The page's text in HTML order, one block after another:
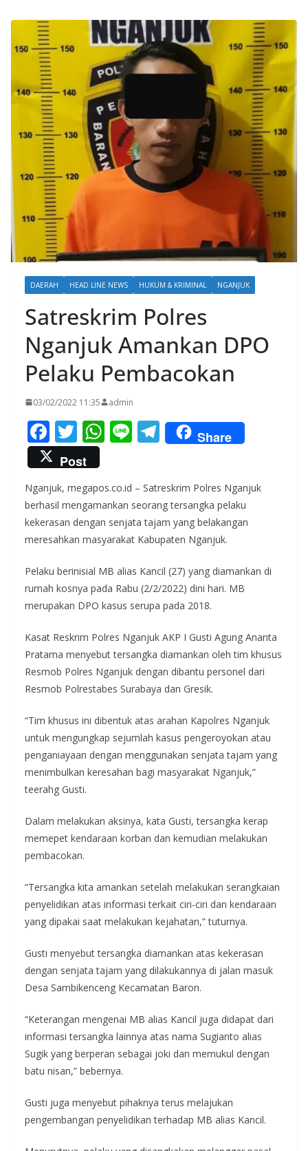
DAERAH HEAD LINE NEWS HUKUM & KRIMINAL NGANJUK
Satreskrim Polres
Nganjuk Amankan DPO
Pelaku Pembacokan
03/02/2022 11:35 admin
F
ac
e
b
o
o
k
T
w
itt
er
W
s
A
p
p
Li T
el
gr
a
m
Share
Post
Nganjuk, megapos.co.id – Satreskrim Polres Nganjuk
berhasil mengamankan seorang tersangka pelaku
kekerasan dengan senjata tajam yang belakangan
meresahkan masyarakat Kabupaten Nganjuk.
Pelaku berinisial MB alias Kancil (27) yang diamankan di
rumah kosnya pada Rabu (2/2/2022) dini hari. MB
merupakan DPO kasus serupa pada 2018.
Kasat Reskrim Polres Nganjuk AKP I Gusti Agung Ananta
Pratama menyebut tersangka diamankan oleh tim khusus
Resmob Polres Nganjuk dengan dibantu personel dari
Resmob Polrestabes Surabaya dan Gresik.
“Tim khusus ini dibentuk atas arahan Kapolres Nganjuk
untuk mengungkap sejumlah kasus pengeroyokan atau
penganiayaan dengan menggunakan senjata tajam yang
menimbulkan keresahan bagi masyarakat Nganjuk,”
teerahg Gusti.
Dalam melakukan aksinya, kata Gusti, tersangka kerap
memepet kendaraan korban dan kemudian melakukan
pembacokan.
“Tersangka kita amankan setelah melakukan serangkaian
penyelidikan atas informasi terkait ciri-ciri dan kendaraan
yang dipakai saat melakukan kejahatan,” tuturnya.
Gusti menyebut tersangka diamankan atas kekerasan
dengan senjata tajam yang dilakukannya di jalan masuk
Desa Sambikenceng Kecamatan Baron.
“Keterangan mengenai MB alias Kancil juga didapat dari
informasi tersangka lainnya atas nama Sugianto alias
Sugik yang berperan sebagai joki dan memukul dengan
batu nisan,” bebernya.
Gusti juga menyebut pihaknya terus melajukan
pengembangan penyelidikan terhadap MB alias Kancil.